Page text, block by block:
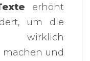
erhöht
um die
machen und